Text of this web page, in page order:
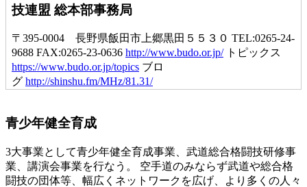
技連盟 総本部事務局
〒395-0004 長野県飯田市上郷黒田５５３０ TEL:0265-24-
9688 FAX:0265-23-0636 http://www.budo.or.jp/トピックス
https://www.budo.or.jp/topics ブロ
グ http://shinshu.fm/MHz/81.31/
青少年健全育成
3大事業として青少年健全育成事業、武道総合格闘技研修事
業、講演会事業を行なう。 空手道のみならず武道や総合格
闘技の団体等、幅広くネットワークを広げ、より多くの人々